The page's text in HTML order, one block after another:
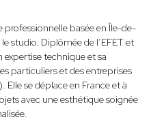
basée en Île-de-
studio. Diplômée de l’EFET et
technique et sa
particuliers et des entreprises
se déplace en France et à
avec une esthétique soignée